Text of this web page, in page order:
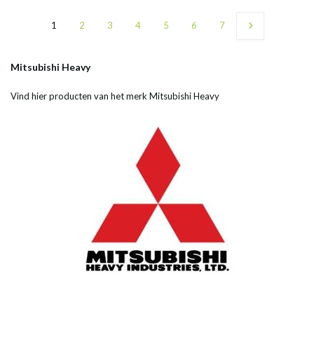
1 2 3 4 5 6 7
Mitsubishi Heavy
Vind hier producten van het merk Mitsubishi Heavy